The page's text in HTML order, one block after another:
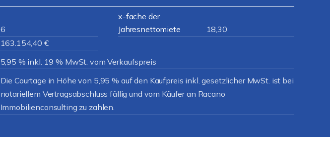
6
x-fache der
Jahresnettomiete
18,30
163.154,40 €
5,95 % inkl. 19 % MwSt. vom Verkaufspreis
Die Courtage in Höhe von 5,95 % auf den Kaufpreis inkl. gesetzlicher MwSt. ist bei
notariellem Vertragsabschluss fällig und vom Käufer an Racano
Immobilienconsulting zu zahlen.